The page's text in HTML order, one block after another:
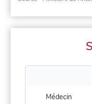
Médecin